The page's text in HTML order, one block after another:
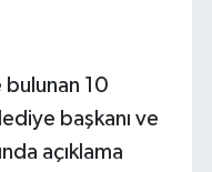
10
başkanı ve
açıklama